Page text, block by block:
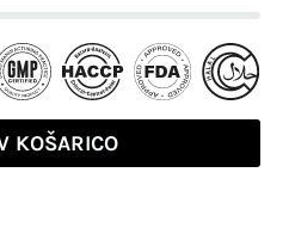
KOŠARICO